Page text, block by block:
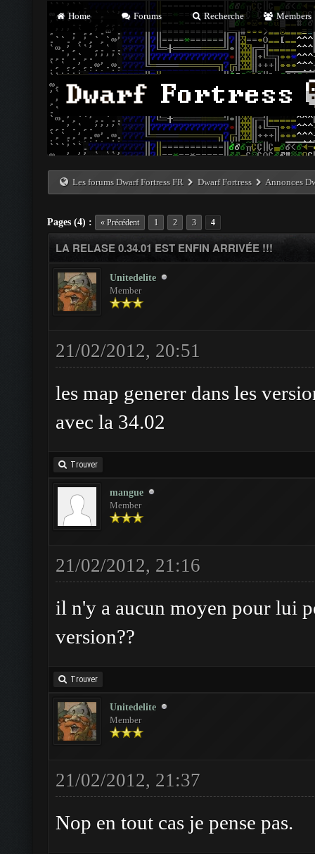
Home Forums Recherche Members
Les forums Dwarf Fortress FR Dwarf Fortress Annonces
Pages (4) : « Précédent 1 2 3 4
LA RELASE 0.34.01 EST ENFIN ARRIVÉE !!!
Unitedelite
Member
21/02/2012, 20:51
les map generer dans les
avec la 34.02
Trouver
mangue
Member
21/02/2012, 21:16
il n'y a aucun moyen pour lui
version??
Trouver
Unitedelite
Member
21/02/2012, 21:37
Nop en tout cas je pense pas.